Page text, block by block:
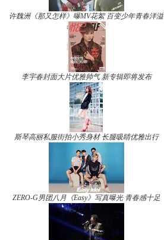
许魏洲《那又怎样》曝MV花絮 百变少年青春洋溢
李宇春封面大片优雅帅气 新专辑即将发布
斯琴高丽私服街拍小秀身材 长腿吸睛优雅出行
ZERO-G男团八月《Easy》写真曝光 青春感十足